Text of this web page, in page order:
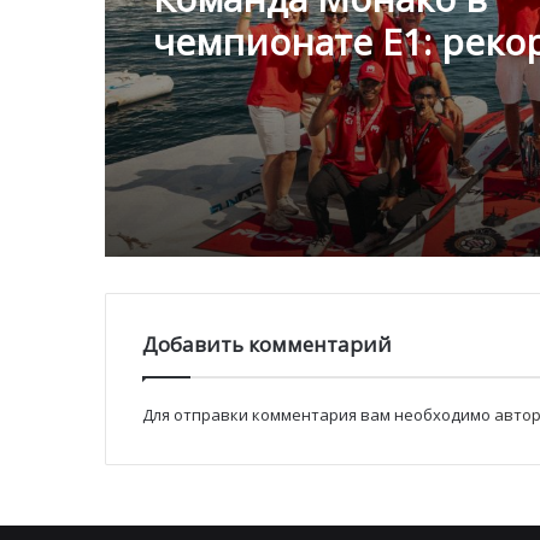
Команда Монако в
чемпионате E1:
скорость и взгляд в
будущее
Шарль Леклер вновь
покорил Спа: Ferrari
последнего
Mercedes
Добавить комментарий
Для отправки комментария вам необходимо